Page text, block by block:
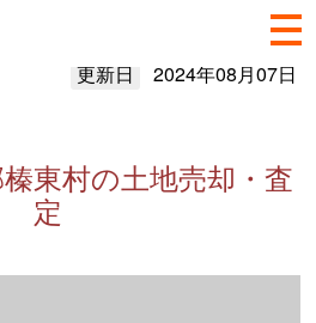
更新日 2024年08月07日
東村の土地売却・査
定